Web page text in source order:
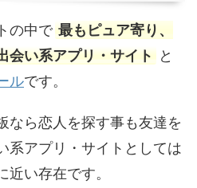
の中で 最もピュア寄り、
会い系アプリ・サイト と
ルです。
なら恋人を探す事も友達を
系アプリ・サイトとしては
い存在です。